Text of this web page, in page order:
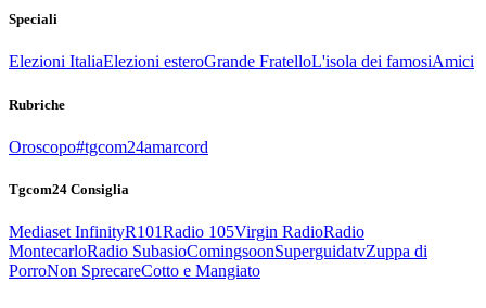
Speciali
Elezioni ItaliaElezioni esteroGrande FratelloL'isola dei famosiAmici
Rubriche
Oroscopo#tgcom24amarcord
Tgcom24 Consiglia
Mediaset InfinityR101Radio 105Virgin RadioRadio
MontecarloRadio SubasioComingsoonSuperguidatvZuppa di
PorroNon SprecareCotto e Mangiato